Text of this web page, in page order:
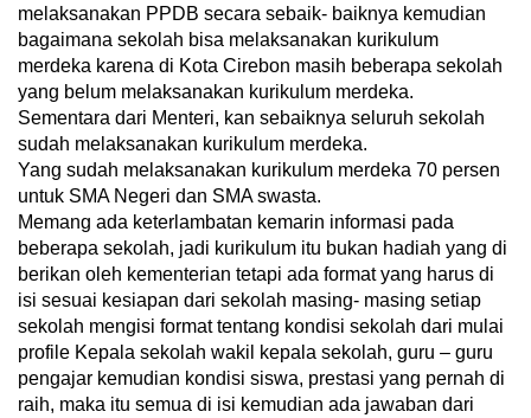
melaksanakan PPDB secara sebaik- baiknya kemudian
bagaimana sekolah bisa melaksanakan kurikulum
merdeka karena di Kota Cirebon masih beberapa sekolah
yang belum melaksanakan kurikulum merdeka.
Sementara dari Menteri, kan sebaiknya seluruh sekolah
sudah melaksanakan kurikulum merdeka.
Yang sudah melaksanakan kurikulum merdeka 70 persen
untuk SMA Negeri dan SMA swasta.
Memang ada keterlambatan kemarin informasi pada
beberapa sekolah, jadi kurikulum itu bukan hadiah yang di
berikan oleh kementerian tetapi ada format yang harus di
isi sesuai kesiapan dari sekolah masing- masing setiap
sekolah mengisi format tentang kondisi sekolah dari mulai
profile Kepala sekolah wakil kepala sekolah, guru – guru
pengajar kemudian kondisi siswa, prestasi yang pernah di
raih, maka itu semua di isi kemudian ada jawaban dari